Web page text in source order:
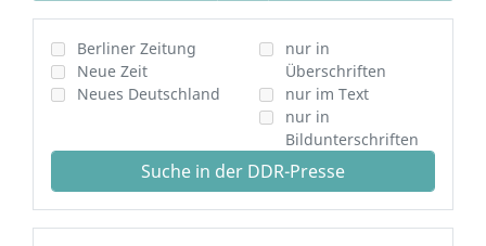
Berliner Zeitung
Neue Zeit
Neues Deutschland
nur in
Überschriften
nur im Text
nur in
Bildunterschriften
Suche in der DDR-Presse